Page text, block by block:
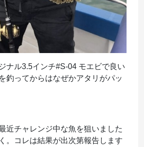
ナル3.5インチ#S-04 モエビで良い
釣ってからはなぜかアタリがパッ
近チャレンジ中な魚を狙いました
。コレは結果が出次第報告します